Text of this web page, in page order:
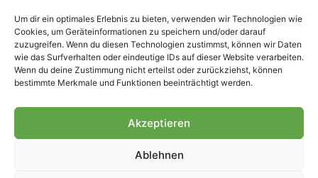
Um dir ein optimales Erlebnis zu bieten, verwenden wir Technologien wie
Cookies, um Geräteinformationen zu speichern und/oder darauf
zuzugreifen. Wenn du diesen Technologien zustimmst, können wir Daten
wie das Surfverhalten oder eindeutige IDs auf dieser Website verarbeiten.
Wenn du deine Zustimmung nicht erteilst oder zurückziehst, können
bestimmte Merkmale und Funktionen beeinträchtigt werden.
Akzeptieren
Ablehnen
© 2007-2026 Fohlen-Hautnah.de
– Alle rechte vorbehalten.
Fohlen-Hautnah.de ist ein
offiziell eingetragenes Magazin
bei der Deutschen
Nationalbibliothek (ISSN 1868-